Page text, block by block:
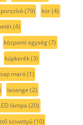
(79) kör(4)
(4)
központi egység(7)
kúpkerék(3)
maró(1)
lasange (2)
lámpa (20)
szivattyú(10)